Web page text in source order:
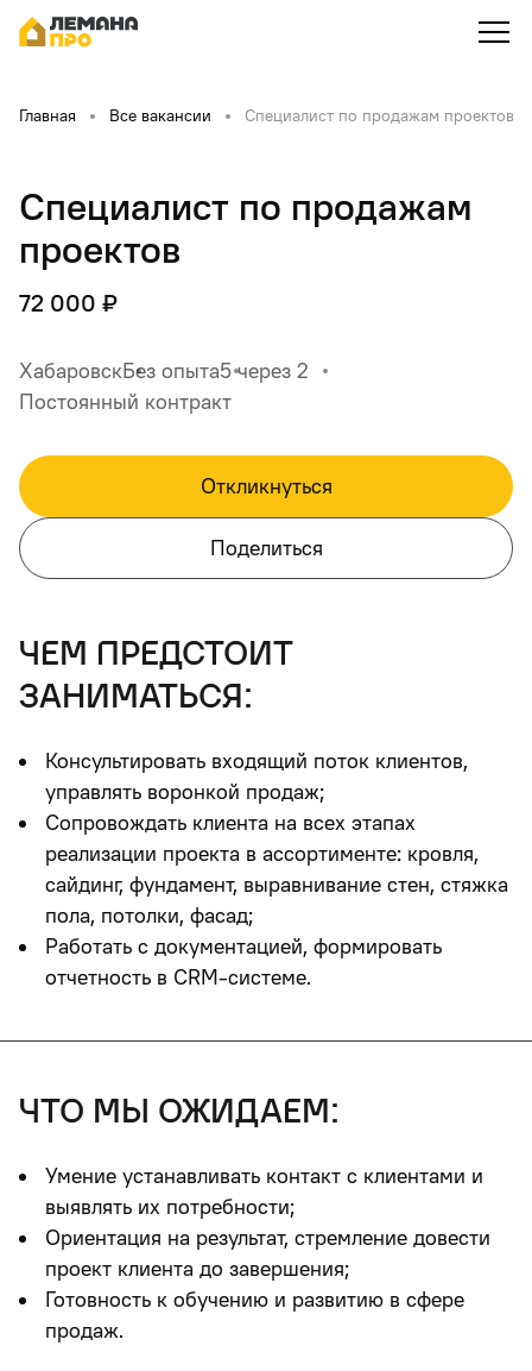
Главная Все вакансии Специалист по продажам проектов
Специалист по продажам
проектов
72 000 ₽
ХабаровскБез опыта5 через 2
Постоянный контракт
Откликнуться
Поделиться
чем предстоит
заниматься:
Консультировать входящий поток клиентов,
управлять воронкой продаж;
Сопровождать клиента на всех этапах
реализации проекта в ассортименте: кровля,
сайдинг, фундамент, выравнивание стен, стяжка
пола, потолки, фасад;
Работать с документацией, формировать
отчетность в CRM-системе.
что мы ожидаем:
Умение устанавливать контакт с клиентами и
выявлять их потребности;
Ориентация на результат, стремление довести
проект клиента до завершения;
Готовность к обучению и развитию в сфере
продаж.